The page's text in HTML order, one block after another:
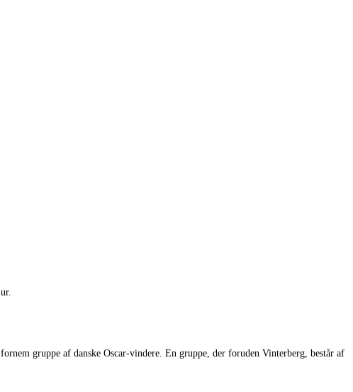
gruppe af danske Oscar-vindere. En gruppe, der foruden Vinterberg, består af